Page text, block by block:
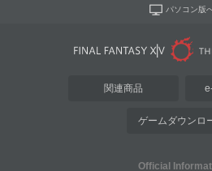
パソコン版
関連商品
ゲームダウンロ
Official